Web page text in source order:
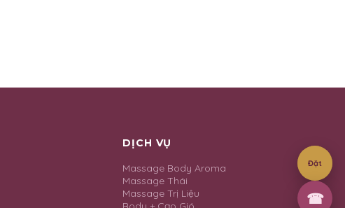
DỊCH VỤ
Massage Body Aroma
Massage Thái
Massage Trị Liệu
Đặt
☎